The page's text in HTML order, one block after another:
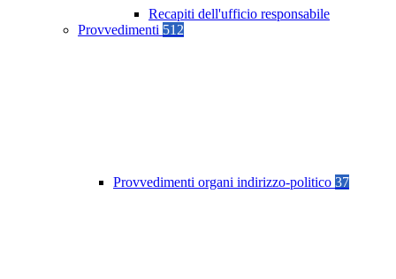
Recapiti dell'ufficio responsabile
Provvedimenti 512
Provvedimenti organi indirizzo-politico 37